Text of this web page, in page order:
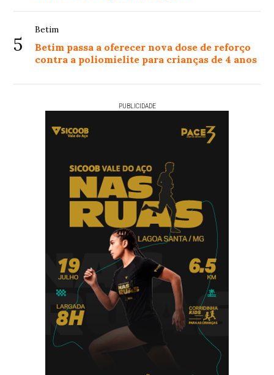
5
Betim
Betim passa a oferecer nova dose de reforço
contra a poliomielite para crianças de 4 anos
PUBLICIDADE